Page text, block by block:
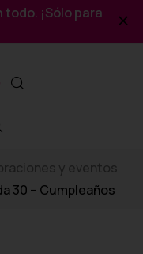
¡Sólo para
y eventos
30 – Cumpleaños